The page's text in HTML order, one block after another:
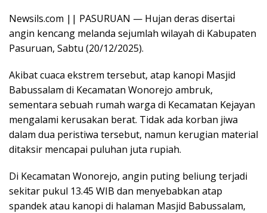
Newsils.com || PASURUAN — Hujan deras disertai
angin kencang melanda sejumlah wilayah di Kabupaten
Pasuruan, Sabtu (20/12/2025).
Akibat cuaca ekstrem tersebut, atap kanopi Masjid
Babussalam di Kecamatan Wonorejo ambruk,
sementara sebuah rumah warga di Kecamatan Kejayan
mengalami kerusakan berat. Tidak ada korban jiwa
dalam dua peristiwa tersebut, namun kerugian material
ditaksir mencapai puluhan juta rupiah.
Di Kecamatan Wonorejo, angin puting beliung terjadi
sekitar pukul 13.45 WIB dan menyebabkan atap
spandek atau kanopi di halaman Masjid Babussalam,